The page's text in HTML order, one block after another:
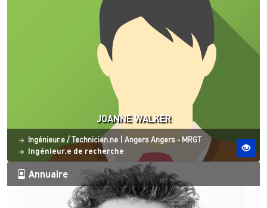
JOANNE WALKER
Statut
Ingénieur.e / Technicien.ne Site ESO
AngersAngers - MRGT
Ingénieur.e de recherche
Annuaire